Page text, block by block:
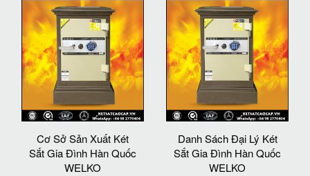
Cơ Sở Sản Xuất Két
Sắt Gia Đình Hàn Quốc
WELKO
Danh Sách Đại Lý Két
Sắt Gia Đình Hàn Quốc
WELKO